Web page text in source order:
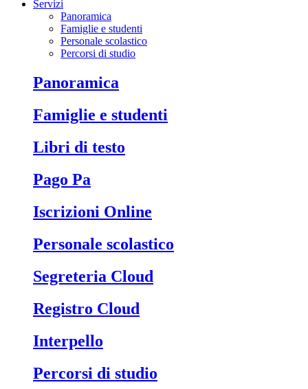
Servizi
Panoramica
Famiglie e studenti
Personale scolastico
Percorsi di studio
Panoramica
Famiglie e studenti
Libri di testo
Pago Pa
Iscrizioni Online
Personale scolastico
Segreteria Cloud
Registro Cloud
Interpello
Percorsi di studio